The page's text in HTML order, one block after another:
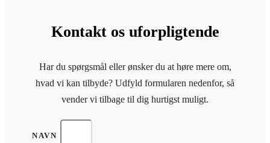
Kontakt os uforpligtende
Har du spørgsmål eller ønsker du at høre mere om,
hvad vi kan tilbyde? Udfyld formularen nedenfor, så
vender vi tilbage til dig hurtigst muligt.
NAVN